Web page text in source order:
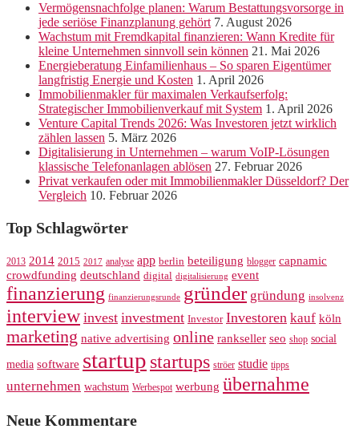
Vermögensnachfolge planen: Warum Bestattungsvorsorge in
jede seriöse Finanzplanung gehört 7. August 2026
Wachstum mit Fremdkapital finanzieren: Wann Kredite für
kleine Unternehmen sinnvoll sein können 21. Mai 2026
Energieberatung Einfamilienhaus – So sparen Eigentümer
langfristig Energie und Kosten 1. April 2026
Immobilienmakler für maximalen Verkaufserfolg:
Strategischer Immobilienverkauf mit System 1. April 2026
Venture Capital Trends 2026: Was Investoren jetzt wirklich
zählen lassen 5. März 2026
Digitalisierung in Unternehmen – warum VoIP-Lösungen
klassische Telefonanlagen ablösen 27. Februar 2026
Privat verkaufen oder mit Immobilienmakler Düsseldorf? Der
Vergleich 10. Februar 2026
Top Schlagwörter
2013 2014 2015 2017 analyse app berlin beteiligung blogger capnamic
crowdfunding deutschland digital digitalisierung event
finanzierung finanzierungsrunde gründer gründung insolvenz
interview invest investment Investor Investoren kauf köln
marketing native advertising online rankseller seo shop social
media software startup startups ströer studie tipps
unternehmen wachstum Werbespot werbung übernahme
Neue Kommentare